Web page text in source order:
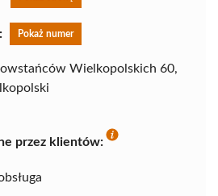
Pokaż numer
Wielkopolskich 60,
przez klientów: